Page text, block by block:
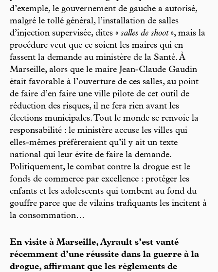
d’exemple, le gouvernement de gauche a autorisé,
malgré le tollé général, l’installation de salles
d’injection supervisée, dites « salles de shoot», mais la
procédure veut que ce soient les maires qui en
fassent la demande au ministère de la Santé. À
Marseille, alors que le maire Jean-Claude Gaudin
était favorable à l’ouverture de ces salles, au point
de faire d’en faire une ville pilote de cet outil de
réduction des risques, il ne fera rien avant les
élections municipales. Tout le monde se renvoie la
responsabilité : le ministère accuse les villes qui
elles-mêmes préfèreraient qu’il y ait un texte
national qui leur évite de faire la demande.
Politiquement, le combat contre la drogue est le
fonds de commerce par excellence : protéger les
enfants et les adolescents qui tombent au fond du
gouffre parce que de vilains trafiquants les incitent à
la consommation…
En visite à Marseille, Ayrault s’est vanté
récemment d’une réussite dans la guerre à la
drogue, affirmant que les règlements de